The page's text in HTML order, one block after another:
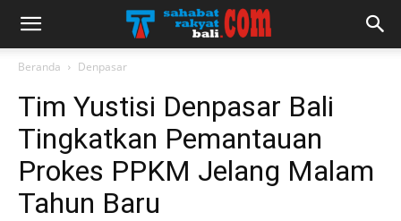
Beranda Denpasar
Tim Yustisi Denpasar Bali
Tingkatkan Pemantauan
Prokes PPKM Jelang Malam
Tahun Baru